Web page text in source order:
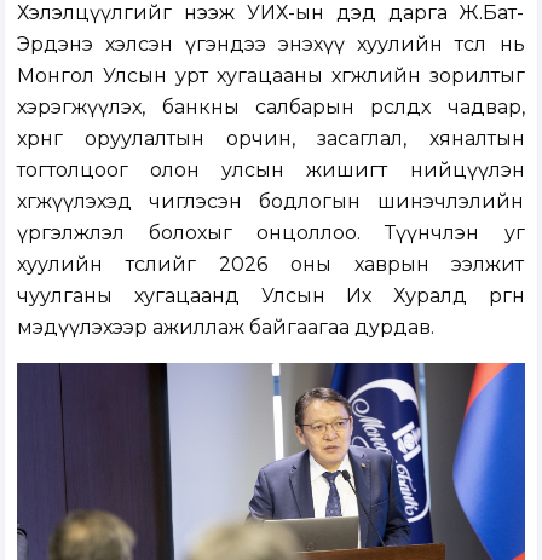
Хэлэлцүүлгийг нээж УИХ-ын дэд дарга Ж.Бат-
Эрдэнэ хэлсэн үгэндээ энэхүү хуулийн төсөл нь
Монгол Улсын урт хугацааны хөгжлийн зорилтыг
хэрэгжүүлэх, банкны салбарын өрсөлдөх чадвар,
хөрөнгө оруулалтын орчин, засаглал, хяналтын
тогтолцоог олон улсын жишигт нийцүүлэн
хөгжүүлэхэд чиглэсэн бодлогын шинэчлэлийн
үргэлжлэл болохыг онцоллоо. Түүнчлэн уг
хуулийн төслийг 2026 оны хаврын ээлжит
чуулганы хугацаанд Улсын Их Хуралд өргөн
мэдүүлэхээр ажиллаж байгаагаа дурдав.